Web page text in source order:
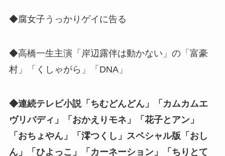
◆腐女子うっかりゲイに告る
◆高橋一生主演「岸辺露伴は動かない」の「富豪
村」「くしゃがら」「DNA」
◆連続テレビ小説「ちむどんどん」「カムカムエ
ヴリバディ」「おかえりモネ」「花子とアン」
「おちょやん」「澪つくし」スペシャル版「おし
ん」「ひよっこ」「カーネーション」「ちりとて